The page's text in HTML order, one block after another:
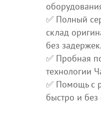
✅ Полный
склад
без задержек.
✅ Пробная
технологии
✅ Помощь с
быстро и без